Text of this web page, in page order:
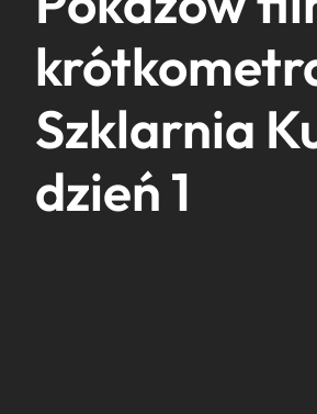
Szklarnia
dzień 1